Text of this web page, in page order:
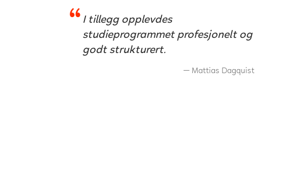
I tillegg opplevdes
studieprogrammet profesjonelt og
godt strukturert.
Mattias Dagquist